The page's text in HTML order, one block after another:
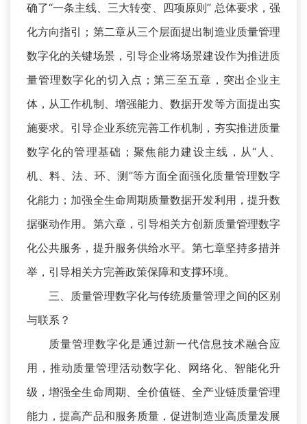
确了“一条主线、三大转变、四项原则” 总体要求，强
化方向指引；第二章从三个层面提出制造业质量管理
数字化的关键场景，引导企业将场景建设作为推进质
量管理数字化的切入点；第三至五章，突出企业主
体，从工作机制、增强能力、数据开发等方面提出实
施要求。引导企业系统完善工作机制，夯实推进质量
数字化的管理基础；聚焦能力建设主线，从“人、
机、料、法、环、测”等方面全面强化质量管理数字
化能力；加强全生命周期质量数据开发利用，提升数
据驱动作用。第六章，引导相关方创新质量管理数字
化公共服务，提升服务供给水平。第七章坚持多措并
举，引导相关方完善政策保障和支撑环境。
三、质量管理数字化与传统质量管理之间的区别
与联系？
质量管理数字化是通过新一代信息技术融合应
用，推动质量管理活动数字化、网络化、智能化升
级，增强全生命周期、全价值链、全产业链质量管理
能力，提高产品和服务质量，促进制造业高质量发展